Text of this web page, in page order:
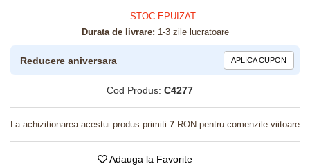
STOC EPUIZAT
Durata de livrare: 1-3 zile lucratoare
Reducere aniversara APLICA CUPON
Cod Produs: C4277
La achizitionarea acestui produs primiti 7 RON pentru comenzile viitoare
Adauga la Favorite